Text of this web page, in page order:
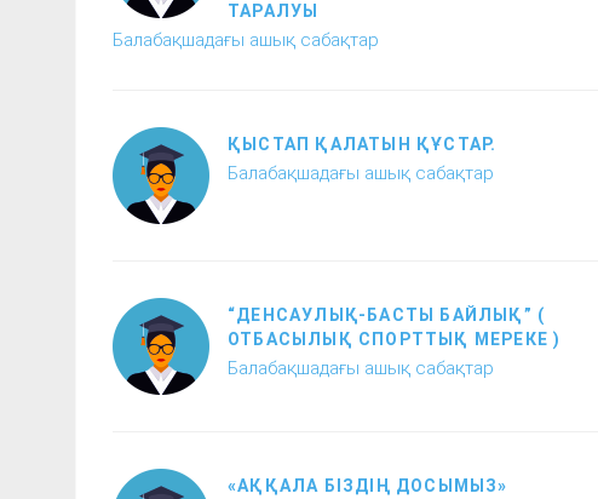
ТАРАЛУЫ
Балабақшадағы ашық сабақтар
ҚЫСТАП ҚАЛАТЫН ҚҰСТАР.
Балабақшадағы ашық сабақтар
“ДЕНСАУЛЫҚ-БАСТЫ БАЙЛЫҚ” (
ОТБАСЫЛЫҚ СПОРТТЫҚ МЕРЕКЕ )
Балабақшадағы ашық сабақтар
«АҚҚАЛА БІЗДІҢ ДОСЫМЫЗ»